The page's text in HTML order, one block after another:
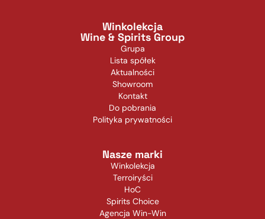
Winkolekcja
Wine & Spirits Group
Grupa
Lista spółek
Aktualności
Showroom
Kontakt
Do pobrania
Polityka prywatności
Nasze marki
Winkolekcja
Terroiryści
HoC
Spirits Choice
Agencja Win-Win